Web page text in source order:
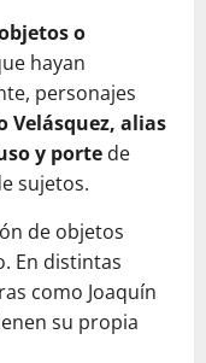
o
hayan
personajes
Velásquez, alias
y porte de
sujetos.
de objetos
En distintas
como Joaquín
su propia